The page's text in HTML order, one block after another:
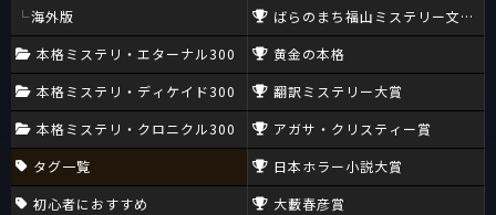
海外版
本格ミステリ・エターナル300
本格ミステリ・ディケイド300
本格ミステリ・クロニクル300
タグ一覧
初心者におすすめ
ばらのまち福山ミステリー文学新
黄金の本格
翻訳ミステリー大賞
アガサ・クリスティー賞
日本ホラー小説大賞
大藪春彦賞